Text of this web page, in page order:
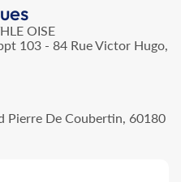
OISE
103 - 84 Rue Victor Hugo,
Pierre De Coubertin, 60180